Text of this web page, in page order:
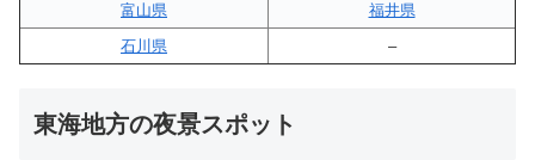
富山県
福井県
石川県
–
東海地方の夜景スポット